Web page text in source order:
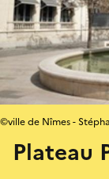
Plateau
©ville de Nîmes -